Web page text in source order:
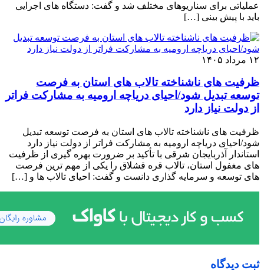
عملیاتی برای سناریوهای مختلف شد و گفت: دستگاه ‌های اجرایی
باید با پیش‌ بینی […]
۱۲ مرداد ۱۴۰۵
ظرفیت‌ های ناشناخته تالاب‌ های استان به فرصت
توسعه تبدیل شود/احیای دریاچه ارومیه به مشارکت فراتر
از دولت نیاز دارد
ظرفیت‌ های ناشناخته تالاب‌ های استان به فرصت توسعه تبدیل
شود/احیای دریاچه ارومیه به مشارکت فراتر از دولت نیاز دارد
استاندار آذربایجان شرقی با تأکید بر ضرورت بهره‌ گیری از ظرفیت‌
های مغفول استان، تالاب قره ‌قشلاق را یکی از مهم‌ ترین فرصت‌
های توسعه و سرمایه ‌گذاری دانست و گفت: احیای تالاب‌ ها و […]
ثبت دیدگاه